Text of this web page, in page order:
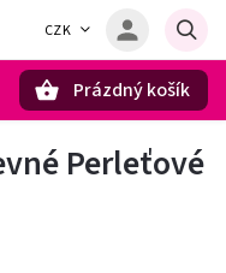
CZK
Prázdný košík
Perleťové